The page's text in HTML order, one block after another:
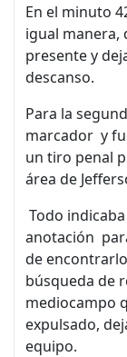
En el minuto
igual manera,
presente y
descanso.
Para la
marcador y
un tiro penal
área de
Todo
anotación
de
búsqueda de
mediocampo
expulsado,
equipo.